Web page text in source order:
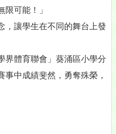
限可能！」
，讓學生在不同的舞台上發
界體育聯會」葵涌區小學分
中成績斐然，勇奪殊榮，